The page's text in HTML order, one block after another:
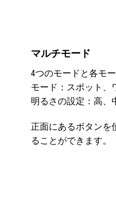
マルチモード
4つのモードと各モ
モード：スポット、
明るさの設定：高、
正面にあるボタンを
ることができます。